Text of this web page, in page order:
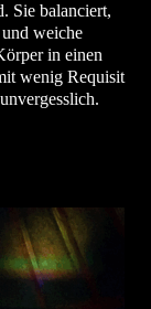
Sie balanciert,
weiche
in einen
wenig Requisit